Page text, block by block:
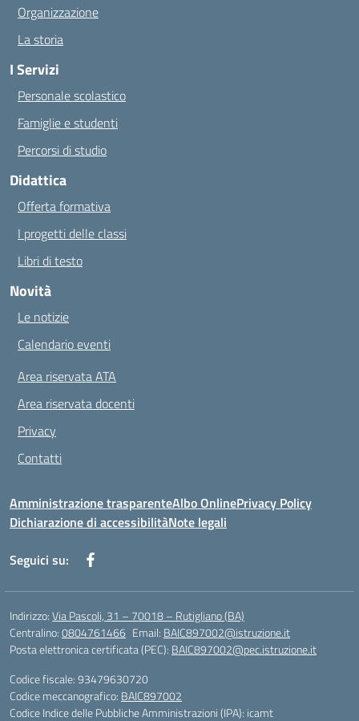
Organizzazione
La storia
I Servizi
Personale scolastico
Famiglie e studenti
Percorsi di studio
Didattica
Offerta formativa
I progetti delle classi
Libri di testo
Novità
Le notizie
Calendario eventi
Area riservata ATA
Area riservata docenti
Privacy
Contatti
Amministrazione trasparenteAlbo OnlinePrivacy Policy
Dichiarazione di accessibilitàNote legali
Seguici su:
Indirizzo:Via Pascoli, 31 – 70018 – Rutigliano (BA)
Centralino:0804761466 Email: BAIC897002@istruzione.it
Posta elettronica certificata (PEC): BAIC897002@pec.istruzione.it
Codice fiscale: 93479630720
Codice meccanografico: BAIC897002
Codice Indice delle Pubbliche Amministrazioni (IPA): icamt